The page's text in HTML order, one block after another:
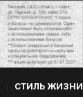
СТИЛЬ ЖИЗНИ